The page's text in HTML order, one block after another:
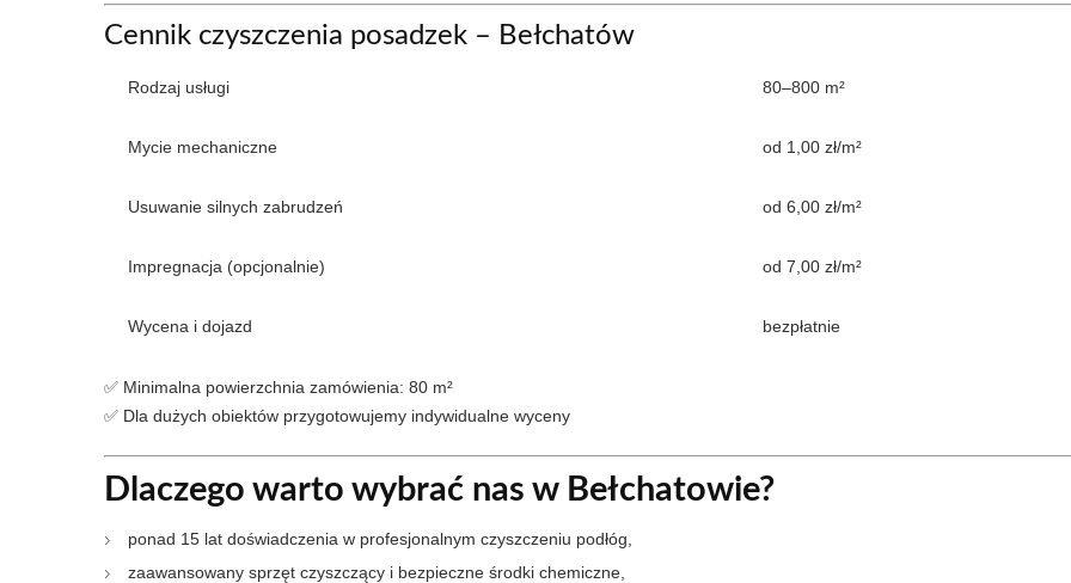
Cennik czyszczenia posadzek – Bełchatów
Rodzaj usługi 80–800 m²
Mycie mechaniczne od 1,00 zł/m²
Usuwanie silnych zabrudzeń od 6,00 zł/m²
Impregnacja (opcjonalnie) od 7,00 zł/m²
Wycena i dojazd bezpłatnie
✅ Minimalna powierzchnia zamówienia: 80 m²
✅ Dla dużych obiektów przygotowujemy indywidualne wyceny
Dlaczego warto wybrać nas w Bełchatowie?
ponad 15 lat doświadczenia w profesjonalnym czyszczeniu podłóg,
zaawansowany sprzęt czyszczący i bezpieczne środki chemiczne,